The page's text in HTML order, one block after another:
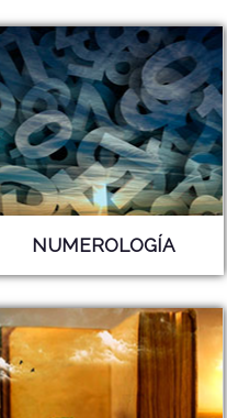
NUMEROLOGÍA